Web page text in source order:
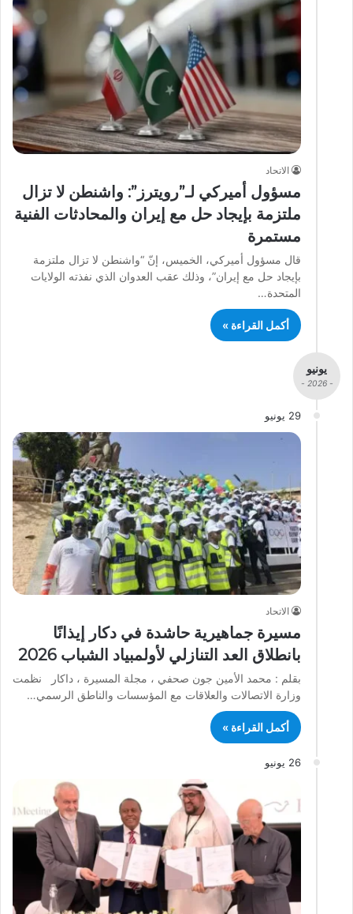
الاتحاد
مسؤول أميركي لـ”رويترز”: واشنطن لا تزال
ملتزمة بإيجاد حل مع إيران والمحادثات الفنية
مستمرة
قال مسؤول أميركي، الخميس، إنّ “واشنطن لا تزال ملتزمة
بإيجاد حل مع إيران”، وذلك عقب العدوان الذي نفذته الولايات
المتحدة…
أكمل القراءة »
يونيو
- 2026 -
29 يونيو
الاتحاد
مسيرة جماهيرية حاشدة في دكار إيذانًا
بانطلاق العد التنازلي لأولمبياد الشباب 2026
بقلم : محمد الأمين جون صحفي ، مجلة المسيرة ، داكار نظمت
وزارة الاتصالات والعلاقات مع المؤسسات والناطق الرسمي…
أكمل القراءة »
26 يونيو